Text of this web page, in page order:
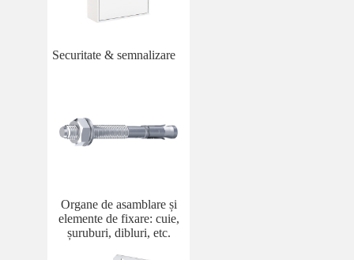
Securitate & semnalizare
Organe de asamblare și
elemente de fixare: cuie,
șuruburi, dibluri, etc.